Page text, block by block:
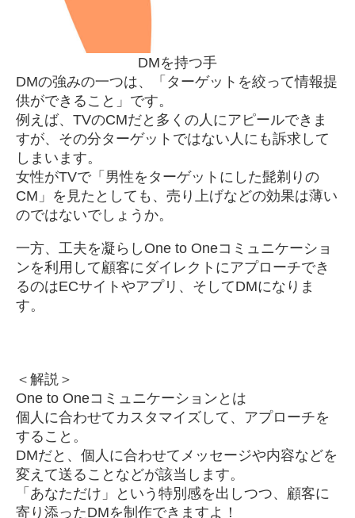
DMを持つ手
DMの強みの一つは、「ターゲットを絞って情報提
供ができること」です。
例えば、TVのCMだと多くの人にアピールできま
すが、その分ターゲットではない人にも訴求して
しまいます。
女性がTVで「男性をターゲットにした髭剃りの
CM」を見たとしても、売り上げなどの効果は薄い
のではないでしょうか。
一方、工夫を凝らしOne to Oneコミュニケーショ
ンを利用して顧客にダイレクトにアプローチでき
るのはECサイトやアプリ、そしてDMになりま
す。
＜解説＞
One to Oneコミュニケーションとは
個人に合わせてカスタマイズして、アプローチを
すること。
DMだと、個人に合わせてメッセージや内容などを
変えて送ることなどが該当します。
「あなただけ」という特別感を出しつつ、顧客に
寄り添ったDMを制作できますよ！